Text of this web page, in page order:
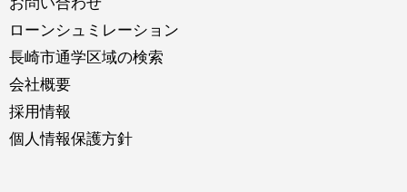
ローンシュミレーション
長崎市通学区域の検索
会社概要
採用情報
個人情報保護方針